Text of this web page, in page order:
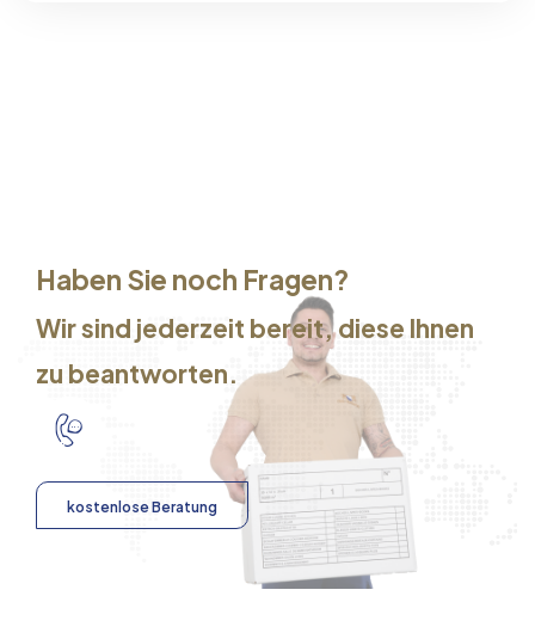
Haben Sie noch Fragen?
Wir sind jederzeit bereit, diese Ihnen
zu beantworten.
kostenlose Beratung